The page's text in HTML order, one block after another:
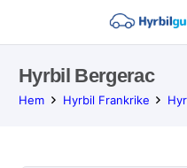
Hyrbil Bergerac
Hem Hyrbil Frankrike